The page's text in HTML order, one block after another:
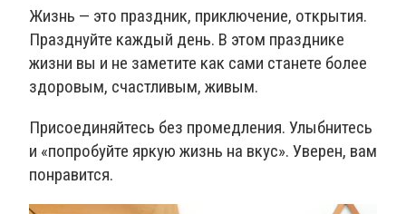
Жизнь — это праздник, приключение, открытия.
Празднуйте каждый день. В этом празднике
жизни вы и не заметите как сами станете более
здоровым, счастливым, живым.
Присоединяйтесь без промедления. Улыбнитесь
и «попробуйте яркую жизнь на вкус». Уверен, вам
понравится.